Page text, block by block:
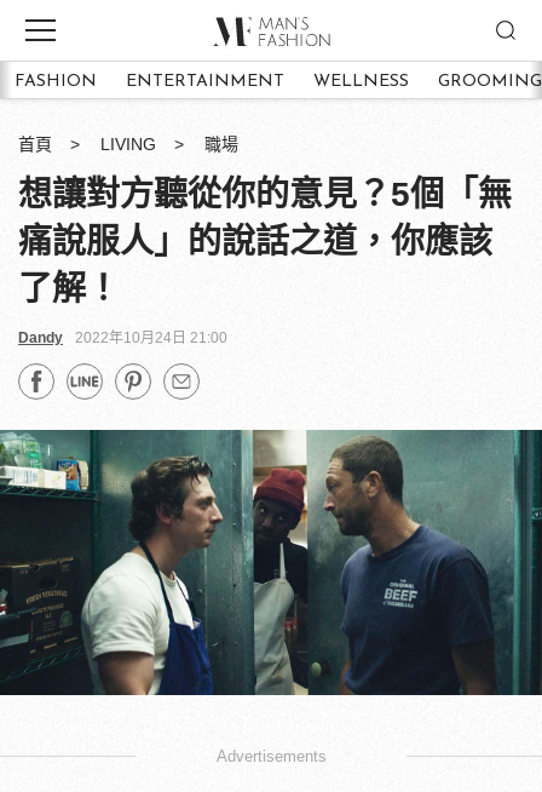
FASHION ENTERTAINMENT WELLNESS GROOMING
首頁 LIVING 職場
想讓對方聽從你的意見？5個「無
痛說服人」的說話之道，你應該
了解！
Dandy 2022年10月24日 21:00
Advertisements